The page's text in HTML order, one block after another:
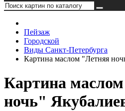
Пейзаж
Городской
Виды Санкт-Петербурга
Картина маслом "Летняя
Картина
ночь"